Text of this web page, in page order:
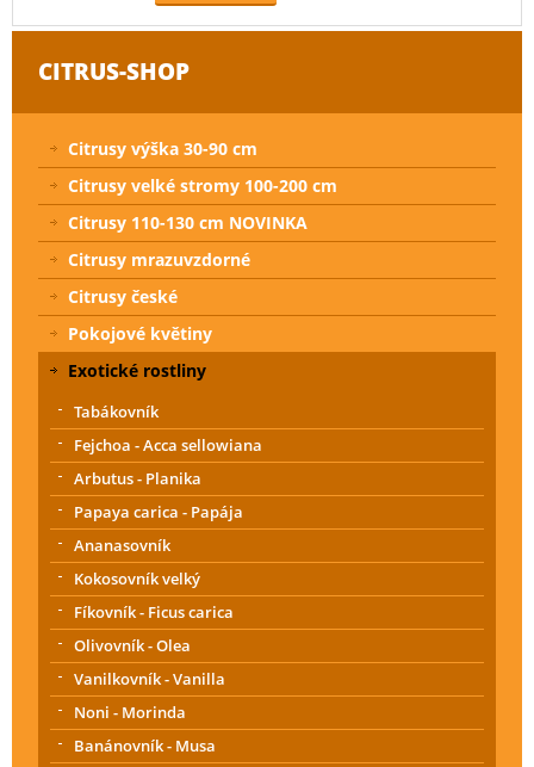
CITRUS-SHOP
Citrusy výška 30-90 cm
Citrusy velké stromy 100-200 cm
Citrusy 110-130 cm NOVINKA
Citrusy mrazuvzdorné
Citrusy české
Pokojové květiny
Exotické rostliny
Tabákovník
Fejchoa - Acca sellowiana
Arbutus - Planika
Papaya carica - Papája
Ananasovník
Kokosovník velký
Fíkovník - Ficus carica
Olivovník - Olea
Vanilkovník - Vanilla
Noni - Morinda
Banánovník - Musa